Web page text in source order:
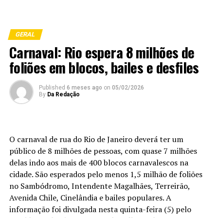
GERAL
Carnaval: Rio espera 8 milhões de
foliões em blocos, bailes e desfiles
Published 6 meses ago on 05/02/2026
By Da Redação
O carnaval de rua do Rio de Janeiro deverá ter um
público de 8 milhões de pessoas, com quase 7 milhões
delas indo aos mais de 400 blocos carnavalescos na
cidade. São esperados pelo menos 1,5 milhão de foliões
no Sambódromo, Intendente Magalhães, Terreirão,
Avenida Chile, Cinelândia e bailes populares. A
informação foi divulgada nesta quinta-feira (5) pelo